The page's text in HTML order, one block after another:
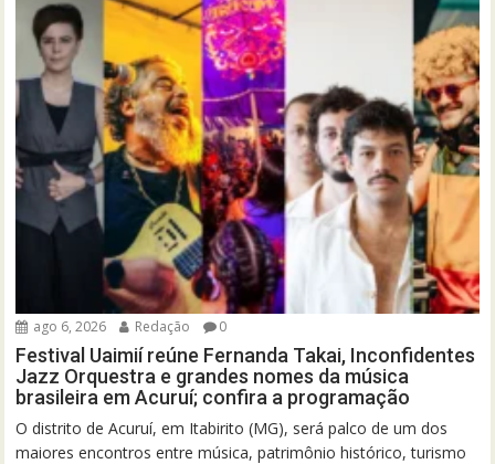
ago 6, 2026 Redação 0
Festival Uaimií reúne Fernanda Takai, Inconfidentes
Jazz Orquestra e grandes nomes da música
brasileira em Acuruí; confira a programação
O distrito de Acuruí, em Itabirito (MG), será palco de um dos
maiores encontros entre música, patrimônio histórico, turismo